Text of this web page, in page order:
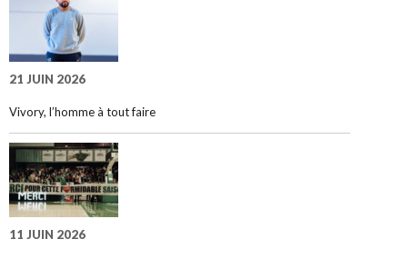
21 JUIN 2026
Vivory, l’homme à tout faire
11 JUIN 2026